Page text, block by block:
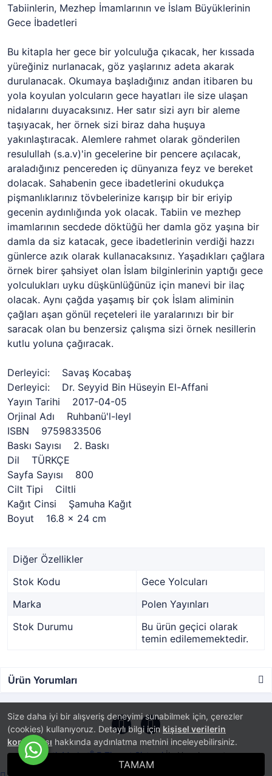
Size daha iyi bir alışveriş deneyimi sunabilmek için, çerezler
(cookies) kullanıyoruz. Detaylı bilgi için kişisel verilerin
korunması hakkında aydınlatma metnini inceleyebilirsiniz.
TAMAM
Tabiinlerin, Mezhep İmamlarının ve İslam Büyüklerinin
Gece İbadetleri
Bu kitapla her gece bir yolculuğa çıkacak, her kıssada
yüreğiniz nurlanacak, göz yaşlarınız adeta akarak
durulanacak. Okumaya başladığınız andan itibaren bu
yola koyulan yolcuların gece hayatları ile size ulaşan
nidalarını duyacaksınız. Her satır sizi ayrı bir aleme
taşıyacak, her örnek sizi biraz daha huşuya
yakınlaştıracak. Alemlere rahmet olarak gönderilen
resulullah (s.a.v)'in gecelerine bir pencere açılacak,
araladığınız pencereden iç dünyanıza feyz ve bereket
dolacak. Sahabenin gece ibadetlerini okudukça
pişmanlıklarınız tövbelerinize karışıp bir bir eriyip
gecenin aydınlığında yok olacak. Tabiin ve mezhep
imamlarının secdede döktüğü her damla göz yaşına bir
damla da siz katacak, gece ibadetlerinin verdiği hazzı
günlerce azık olarak kullanacaksınız. Yaşadıkları çağlara
örnek birer şahsiyet olan İslam bilginlerinin yaptığı gece
yolculukları uyku düşkünlüğünüz için manevi bir ilaç
olacak. Aynı çağda yaşamış bir çok İslam aliminin
çağları aşan gönül reçeteleri ile yaralarınızı bir bir
saracak olan bu benzersiz çalışma sizi örnek nesillerin
kutlu yoluna çağıracak.
Derleyici: Savaş Kocabaş
Derleyici: Dr. Seyyid Bin Hüseyin El-Affani
Yayın Tarihi 2017-04-05
Orjinal Adı Ruhbanü'l-leyl
ISBN 9759833506
Baskı Sayısı 2. Baskı
Dil TÜRKÇE
Sayfa Sayısı 800
Cilt Tipi Ciltli
Kağıt Cinsi Şamuha Kağıt
Boyut 16.8 x 24 cm
Diğer Özellikler
Stok Kodu
Gece Yolcuları
Marka
Polen Yayınları
Stok Durumu
Bu ürün geçici olarak
temin edilememektedir.
Ürün Yorumları
PlatinMarket®E-Ticaret Sistemiİle Hazırlanmıştır.